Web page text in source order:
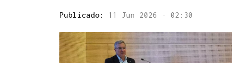
Publicado: 11 Jun 2026 - 02:30